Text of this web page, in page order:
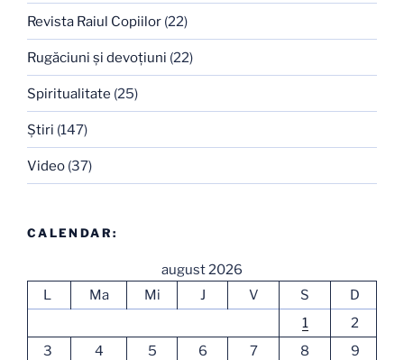
Revista Raiul Copiilor (22)
Rugăciuni şi devoţiuni (22)
Spiritualitate (25)
Ştiri (147)
Video (37)
CALENDAR:
august 2026
L
Ma Mi J V S
D
1
2
3
4 5 6 7 8
9